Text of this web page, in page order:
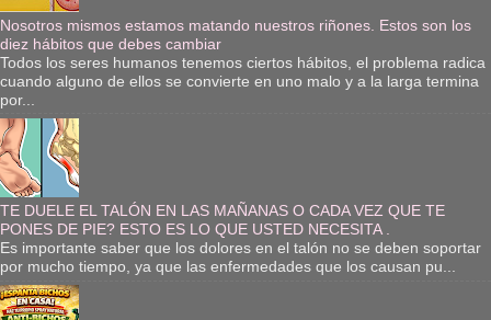
Nosotros mismos estamos matando nuestros riñones. Estos son los
diez hábitos que debes cambiar
Todos los seres humanos tenemos ciertos hábitos, el problema radica
cuando alguno de ellos se convierte en uno malo y a la larga termina
por...
TE DUELE EL TALÓN EN LAS MAÑANAS O CADA VEZ QUE TE
PONES DE PIE? ESTO ES LO QUE USTED NECESITA .
Es importante saber que los dolores en el talón no se deben soportar
por mucho tiempo, ya que las enfermedades que los causan pu...